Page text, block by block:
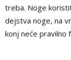
treba. Noge
dejstva noge, na
konj neće pravilno